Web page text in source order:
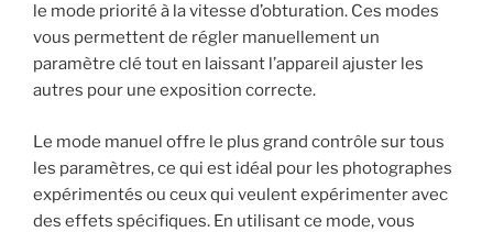
le mode priorité à la vitesse d’obturation. Ces modes
vous permettent de régler manuellement un
paramètre clé tout en laissant l’appareil ajuster les
autres pour une exposition correcte.
Le mode manuel offre le plus grand contrôle sur tous
les paramètres, ce qui est idéal pour les photographes
expérimentés ou ceux qui veulent expérimenter avec
des effets spécifiques. En utilisant ce mode, vous